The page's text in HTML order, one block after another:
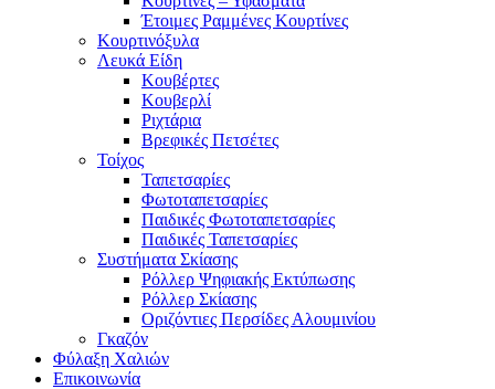
Έτοιμες Ραμμένες Κουρτίνες
Κουρτινόξυλα
Λευκά Είδη
Κουβέρτες
Κουβερλί
Ριχτάρια
Βρεφικές Πετσέτες
Τοίχος
Ταπετσαρίες
Φωτοταπετσαρίες
Παιδικές Φωτοταπετσαρίες
Παιδικές Ταπετσαρίες
Συστήματα Σκίασης
Ρόλλερ Ψηφιακής Εκτύπωσης
Ρόλλερ Σκίασης
Οριζόντιες Περσίδες Αλουμινίου
Γκαζόν
Φύλαξη Χαλιών
Επικοινωνία